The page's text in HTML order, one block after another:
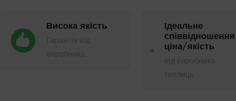
Висока якість
Ідеальне
співвідношення
ціна/якість